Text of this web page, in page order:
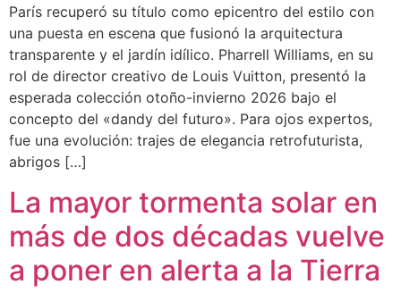
París recuperó su título como epicentro del estilo con
una puesta en escena que fusionó la arquitectura
transparente y el jardín idílico. Pharrell Williams, en su
rol de director creativo de Louis Vuitton, presentó la
esperada colección otoño-invierno 2026 bajo el
concepto del «dandy del futuro». Para ojos expertos,
fue una evolución: trajes de elegancia retrofuturista,
abrigos […]
La mayor tormenta solar en
más de dos décadas vuelve
a poner en alerta a la Tierra